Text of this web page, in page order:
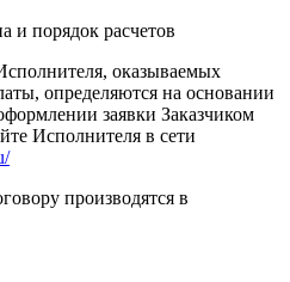
расчетов
оказываемых
определяются на основании
заявки Заказчиком
Исполнителя в сети
производятся в